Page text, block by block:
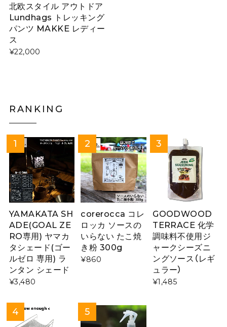
北欧スタイル アウトドア
Lundhags トレッキング
パンツ MAKKE レディー
ス
¥22,000
RANKING
YAMAKATA SH
ADE(GOAL ZE
RO専用) ヤマカ
タシェード(ゴー
ルゼロ 専用) ラ
ンタン シェード
¥3,480
corerocca コレ
ロッカ ソースの
いらない たこ焼
き粉 300g
¥860
GOODWOOD
TERRACE 化学
調味料不使用ジ
ャークシーズニ
ングソース（レギ
ュラー）
¥1,485